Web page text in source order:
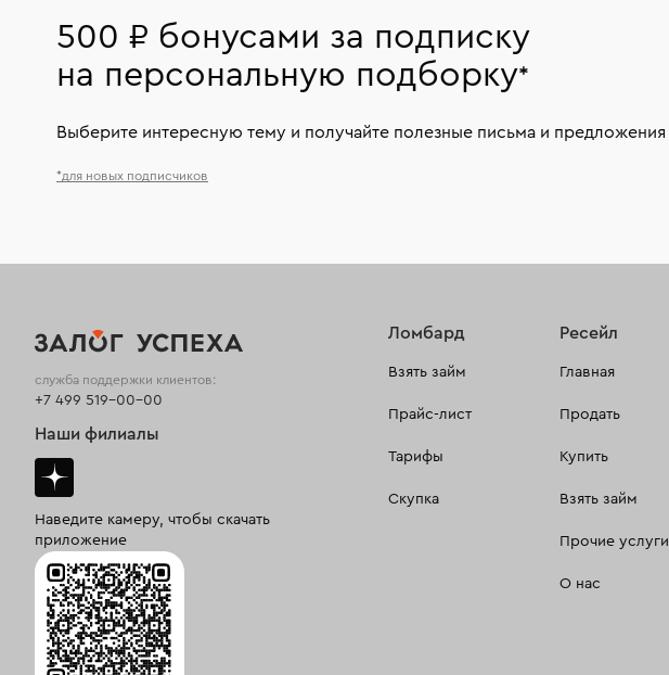
500 ₽ бонусами за подписку
на персональную подборку*
Выберите интересную тему и получайте полезные письма и предложения
*для новых подписчиков
Ломбард
Взять займ
Прайс-лист
Тарифы
Скупка
Ресейл
Главная
Продать
Купить
Взять займ
Прочие услуги
О нас
служба поддержки клиентов:
+7 499 519-00-00
Наши филиалы
Наведите камеру, чтобы скачать
приложение